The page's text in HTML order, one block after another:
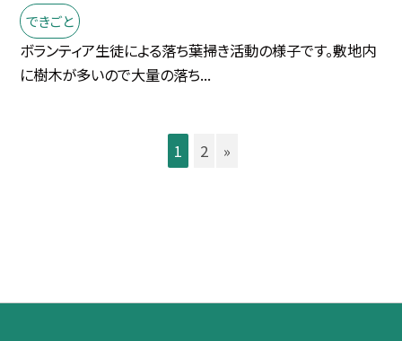
できごと
ボランティア生徒による落ち葉掃き活動の様子です。敷地内
に樹木が多いので大量の落ち...
1 2 »